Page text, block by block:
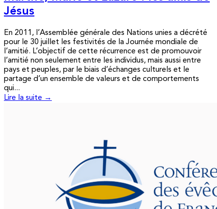
Jésus
En 2011, l’Assemblée générale des Nations unies a décrété
pour le 30 juillet les festivités de la Journée mondiale de
l’amitié. L’objectif de cette récurrence est de promouvoir
l’amitié non seulement entre les individus, mais aussi entre
pays et peuples, par le biais d’échanges culturels et le
partage d’un ensemble de valeurs et de comportements
qui...
Lire la suite →